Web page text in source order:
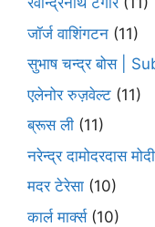
जॉर्ज वाशिंगटन (11)
सुभाष चन्द्र बोस |
एलेनोर रुज़वेल्ट (11)
ब्रूस ली (11)
नरेन्द्र दामोदरदास मोदी
मदर टेरेसा (10)
कार्ल मार्क्स(10)